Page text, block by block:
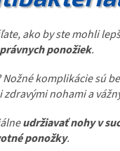
ako by ste mohli
ponožiek.
komplikácie sú
nohami a
udržiavať nohy v
ponožky.